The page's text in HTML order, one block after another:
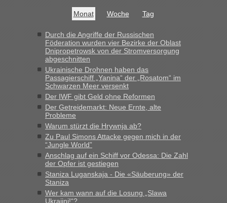
buchbar - warum auch immer ...
Hab´s versucht - bekomme aber immer angezeigt "auf dieser
Strecke fahren wir nicht"
inBerichte und Reisetipps • Re: Mit dem Zug in
die Ukraine
„Man sollte aber explizit dazu schreiben, daß es ein Zug von
LeoExpress ist - und nur auf deren Webseite kann man die
Fahrkarten kaufen. Zumindest ist es die erste Umsteigefreie
Verbindung von Deutschland...“
Recht, Visa und Dokumente • Re: Deklaration
gebrauchter Kleidung beim Zoll
„Vielen Dank, mit einem Briefchen meiner Frau im Gepäck
gab es keine Probleme“
Monat Woche Tag
Durch die Angriffe der Russischen
Föderation wurden vier Bezirke der Oblast
Dnipropetrowsk von der Stromversorgung
abgeschnitten
Ukrainische Drohnen haben das
Passagierschiff „Yanina“ der „Rosatom“ im
Schwarzen Meer versenkt
Der IWF gibt Geld ohne Reformen
Der Getreidemarkt: Neue Ernte, alte
Probleme
Warum stürzt die Hrywnja ab?
Zu Paul Simons Attacke gegen mich in der
“Jungle World”
Anschlag auf ein Schiff vor Odessa: Die Zahl
der Opfer ist gestiegen
Staniza Luganskaja - Die «Säuberung» der
Staniza
Wer kam wann auf die Losung „Slawa
Ukrajini!“?